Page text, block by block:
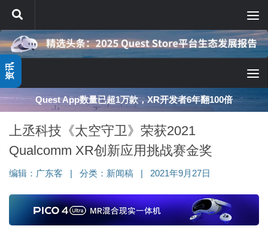
跳至内容
Quest App数量已超1万款，XR开发者6年翻100倍
上丞科技《太空守卫》荣获2021
Qualcomm XR创新应用挑战赛金奖
编辑： 广东客 分类： 新闻稿 2021年9月27日
资讯